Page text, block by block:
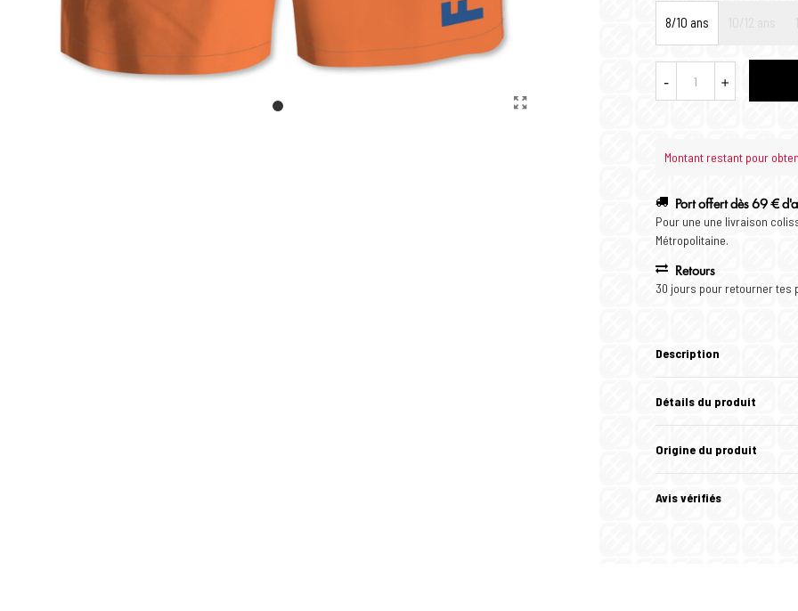
8/10 ans
- +
Montant restant pour
Port offert dès 69 €
Pour une une livraison
Métropolitaine.
Retours
30 jours pour retourner tes
Description
Détails du produit
Origine du produit
Avis vérifiés